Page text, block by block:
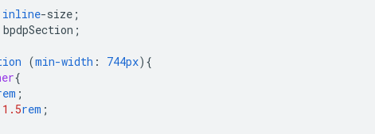
inline-size ;
bpdpSection ;
(min-width : 744px) {
{
;
1.5rem ;